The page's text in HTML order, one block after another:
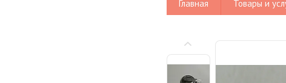
Главная Товары и